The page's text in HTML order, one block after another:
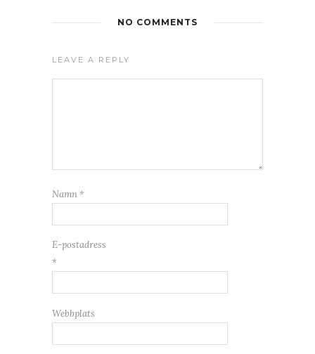
NO COMMENTS
LEAVE A REPLY
Namn *
E-postadress
*
Webbplats